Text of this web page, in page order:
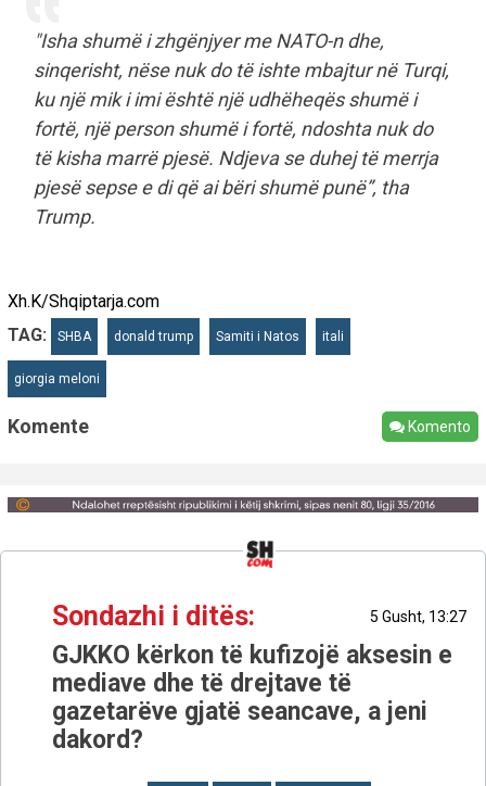
"Isha shumë i zhgënjyer me NATO-n dhe,
sinqerisht, nëse nuk do të ishte mbajtur në Turqi,
ku një mik i imi është një udhëheqës shumë i
fortë, një person shumë i fortë, ndoshta nuk do
të kisha marrë pjesë. Ndjeva se duhej të merrja
pjesë sepse e di që ai bëri shumë punë”, tha
Trump.
Xh.K/Shqiptarja.com
TAG:
SHBA donald trump Samiti i Natos itali
giorgia meloni
Komente Komento
Sondazhi i ditës: 5 Gusht, 13:27
GJKKO kërkon të kufizojë aksesin e
mediave dhe të drejtave të
gazetarëve gjatë seancave, a jeni
dakord?